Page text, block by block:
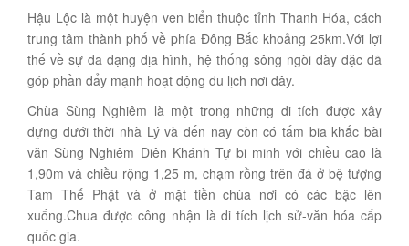
g
a
t
n
Hậu Lộc là một huyện ven biển thuộc tỉnh Thanh Hóa, cách
trung tâm thành phố về phía Đông Bắc khoảng 25km.Với lợi
thế về sự đa dạng địa hình, hệ thống sông ngòi dày đặc đã
góp phần đẩy mạnh hoạt động du lịch nơi đây.
Chùa Sùng Nghiêm là một trong những di tích được xây
dựng dưới thời nhà Lý và đến nay còn có tấm bia khắc bài
văn Sùng Nghiêm Diên Khánh Tự bi minh với chiều cao là
1,90m và chiều rộng 1,25 m, chạm rồng trên đá ở bệ tượng
Tam Thế Phật và ở mặt tiền chùa nơi có các bậc lên
xuống.Chua được công nhận là di tích lịch sử-văn hóa cấp
quốc gia.